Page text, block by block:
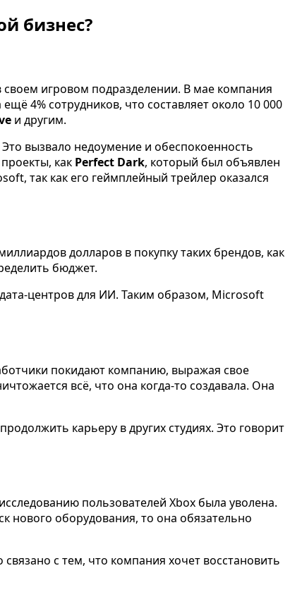
бизнес?
игровом подразделении. В мае компания
4% сотрудников, что составляет около 10 000
и другим.
вызвало недоумение и обеспокоенность
как Perfect Dark, который был объявлен
так как его геймплейный трейлер оказался
долларов в покупку таких брендов, как
бюджет.
центров для ИИ. Таким образом, Microsoft
покидают компанию, выражая свое
всё, что она когда-то создавала. Она
карьеру в других студиях. Это говорит
пользователей Xbox была уволена.
оборудования, то она обязательно
с тем, что компания хочет восстановить